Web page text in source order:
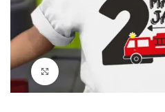
Padidinti